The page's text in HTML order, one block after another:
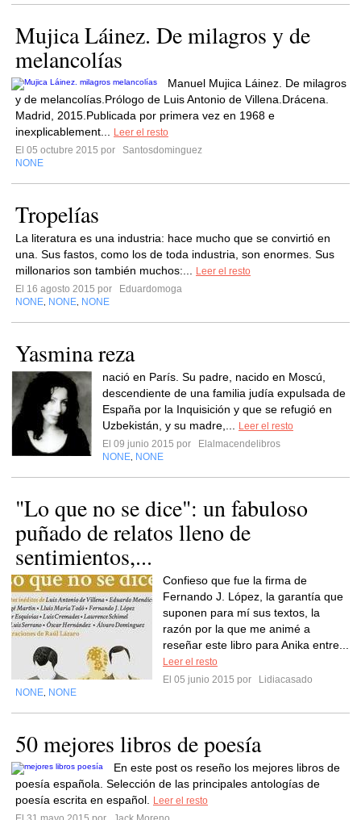
Mujica Láinez. De milagros y de
melancolías
Manuel Mujica Láinez. De milagros
y de melancolías.Prólogo de Luis Antonio de Villena.Drácena.
Madrid, 2015.Publicada por primera vez en 1968 e
inexplicablement...
Leer el resto
El 05 octubre 2015 por
Santosdominguez
NONE
Tropelías
La literatura es una industria: hace mucho que se convirtió en
una. Sus fastos, como los de toda industria, son enormes. Sus
millonarios son también muchos:...
Leer el resto
El 16 agosto 2015 por
Eduardomoga
NONE NONE NONE
Yasmina reza
nació en París. Su padre, nacido en Moscú,
descendiente de una familia judía expulsada de
España por la Inquisición y que se refugió en
Uzbekistán, y su madre,...
Leer el resto
El 09 junio 2015 por
Elalmacendelibros
NONE NONE
"Lo que no se dice": un fabuloso
puñado de relatos lleno de
sentimientos,...
Confieso que fue la firma de
Fernando J. López, la garantía que
suponen para mí sus textos, la
razón por la que me animé a
reseñar este libro para Anika entre...
Leer el resto
El 05 junio 2015 por
Lidiacasado
NONE NONE
50 mejores libros de poesía
En este post os reseño los mejores libros de
poesía española. Selección de las principales antologías de
poesía escrita en español.
Leer el resto